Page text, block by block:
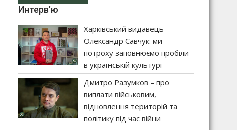
Интерв’ю
Харківський видавець
Олександр Савчук: ми
потроху заповнюємо пробіли
в українській культурі
Дмитро Разумков – про
виплати військовим,
відновлення територій та
політику під час війни